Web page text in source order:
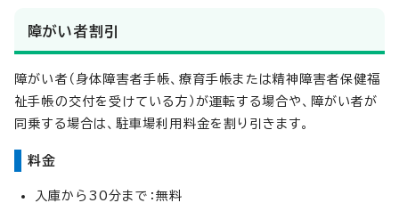
障がい者割引
障がい者（身体障害者手帳、療育手帳または精神障害者保健福
祉手帳の交付を受けている方）が運転する場合や、障がい者が
同乗する場合は、駐車場利用料金を割り引きます。
料金
入庫から30分まで：無料